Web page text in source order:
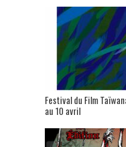
Festival du Film
au 10 avril